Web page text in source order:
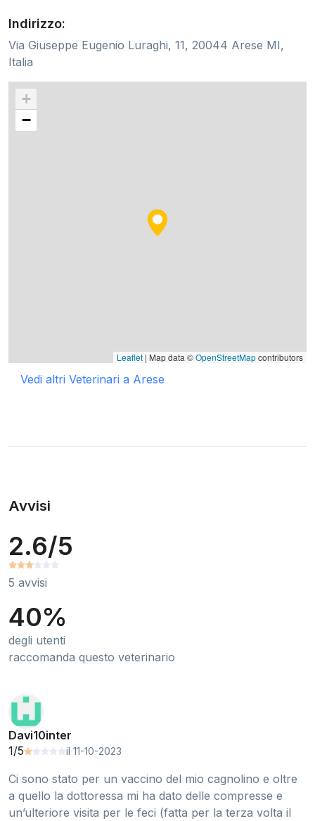
Indirizzo:
Via Giuseppe Eugenio Luraghi, 11, 20044 Arese MI,
Italia
+
−
Leaflet | Map data ©OpenStreetMapcontributors
Vedi altri Veterinari a Arese
Avvisi
2.6/5
5 avvisi
40%
degli utenti
raccomanda questo veterinario
Davi10inter
1/5
il 11-10-2023
Ci sono stato per un vaccino del mio cagnolino e oltre
a quello la dottoressa mi ha dato delle compresse e
un’ulteriore visita per le feci (fatta per la terza volta il